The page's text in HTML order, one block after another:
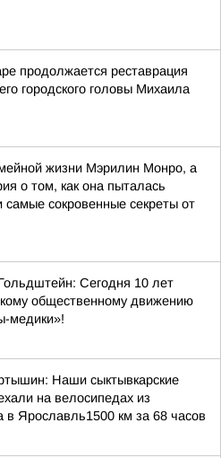
продолжается реставрация
городского головы Михаила
жизни Мэрилин Монро, а
о том, как она пыталась
самые сокровенные секреты от
Сегодня 10 лет
общественному движению
медики»!
Наши сыктывкарские
на велосипедах из
в Ярославль1500 км за 68 часов